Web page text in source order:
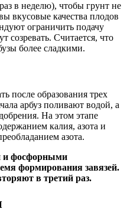
в неделю), чтобы грунт не
вкусовые качества плодов
ограничить подачу
созревать. Считается, что
более сладкими.
после образования трех
арбуз поливают водой, а
На этом этапе
калия, азота и
азота.
и фосфорными
формирования завязей.
в третий раз.